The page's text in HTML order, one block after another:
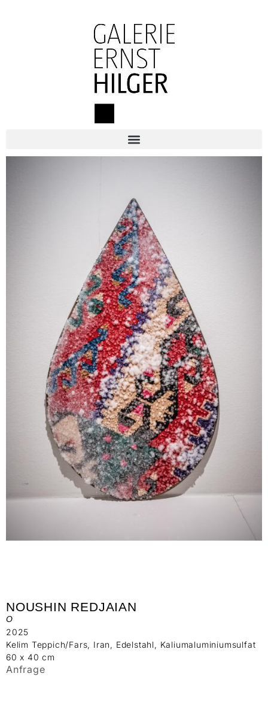
NOUSHIN REDJAIAN
O
2025
Kelim Teppich/Fars, Iran, Edelstahl, Kaliumaluminiumsulfat
60 x 40 cm
Anfrage